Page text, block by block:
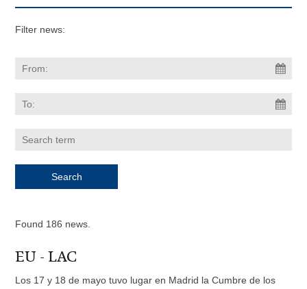
Filter news:
Found 186 news.
EU - LAC
Los 17 y 18 de mayo tuvo lugar en Madrid la Cumbre de los